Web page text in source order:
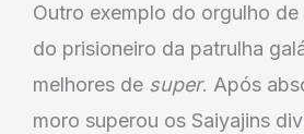
Outro exemplo do orgulho
do prisioneiro da patrulha
melhores de super. Após
moro superou os Saiyajins